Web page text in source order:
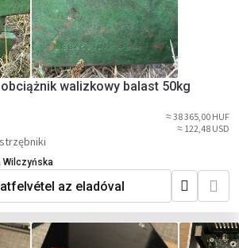
walizkowy balast 50kg
≈ 38 365,00 HUF
≈ 122,48 USD
Wilczyńska
az eladóval